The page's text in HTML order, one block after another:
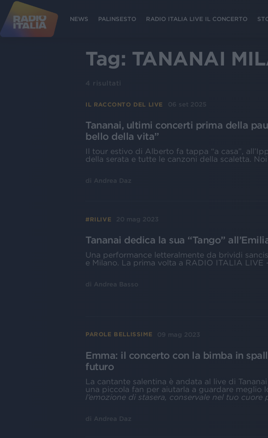
NEWS PALINSESTO RADIO ITALIA LIVE IL CONCERTO
Tag: TANANAI
4 risultati
IL RACCONTO DEL LIVE 06 set 2025
Tananai, ultimi concerti prima della
bello della vita”
Il tour estivo di Alberto fa tappa “a casa”,
della serata e tutte le canzoni della scaletta.
di Andrea Daz
#RILIVE 20 mag 2023
Tananai dedica la sua “Tango”
Una performance letteralmente da brividi
e Milano. La prima volta a RADIO ITALIA LIVE
di Andrea Basso
PAROLE BELLISSIME 09 mag 2023
Emma: il concerto con la bimba in
futuro
La cantante salentina è andata al live di
una piccola fan per aiutarla a guardare meglio
l’emozione di stasera, conservale nel tuo cuore
di Andrea Daz